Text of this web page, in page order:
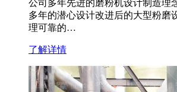
公司多年先进的磨粉机设计制造理
多年的潜心设计改进后的大型粉磨
理可靠的…
了解详情